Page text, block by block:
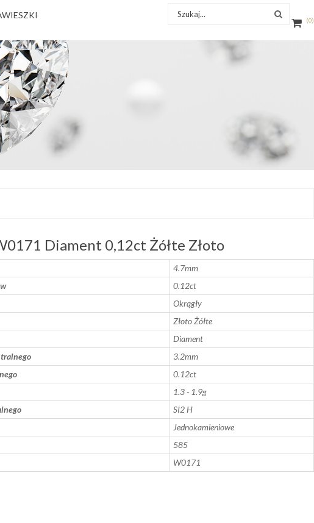
0
Diament 0,12ct Żółte Złoto
4.7mm
0.12ct
Okrągły
Złoto Żółte
Diament
3.2mm
0.12ct
1.3 - 1.9g
SI2 H
Jednokamieniowe
585
W0171